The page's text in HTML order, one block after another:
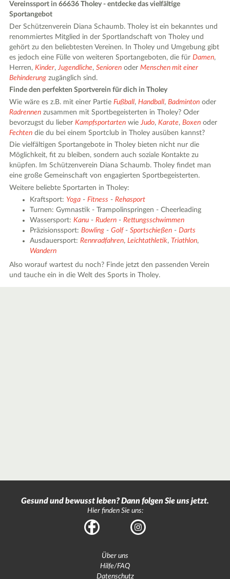
Vereinssport in 66636 Tholey - entdecke das vielfältige
Sportangebot
Der Schützenverein Diana Schaumb. Tholey ist ein bekanntes und
renommiertes Mitglied in der Sportlandschaft von Tholey und
gehört zu den beliebtesten Vereinen. In Tholey und Umgebung gibt
es jedoch eine Fülle von weiteren Sportangeboten, die fürDamen,
Herren,Kinder,Jugendliche,Senioren oderMenschen mit einer
Behinderung zugänglich sind.
Finde den perfekten Sportverein für dich in Tholey
Wie wäre es z.B. mit einer PartieFußball,Handball,Badminton oder
Radrennen zusammen mit Sportbegeisterten in Tholey? Oder
bevorzugst du lieberKampfsportarten wieJudo,Karate,Boxen oder
Fechten die du bei einem Sportclub in Tholey ausüben kannst?
Die vielfältigen Sportangebote in Tholey bieten nicht nur die
Möglichkeit, fit zu bleiben, sondern auch soziale Kontakte zu
knüpfen. Im Schützenverein Diana Schaumb. Tholey findet man
eine große Gemeinschaft von engagierten Sportbegeisterten.
Weitere beliebte Sportarten in Tholey:
Kraftsport: Yoga -Fitness -Rehasport
Turnen: Gymnastik - Trampolinspringen - Cheerleading
Wassersport:Kanu -Rudern -Rettungsschwimmen
Präzisionssport:Bowling -Golf-Sportschießen -Darts
Ausdauersport:Rennradfahren,Leichtathletik, Triathlon,
Wandern
Also worauf wartest du noch? Finde jetzt den passenden Verein
und tauche ein in die Welt des Sports in Tholey.
Gesund und bewusst leben? Dann folgen Sie uns jetzt.
Hier finden Sie uns:
Facebook Instagram
Über uns
Hilfe/FAQ
Datenschutz